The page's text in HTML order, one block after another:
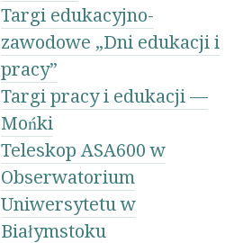
Targi edukacyjno-
zawodowe „Dni edukacji i
pracy”
Targi pracy i edukacji —
Mońki
Teleskop ASA600 w
Obserwatorium
Uniwersytetu w
Białymstoku